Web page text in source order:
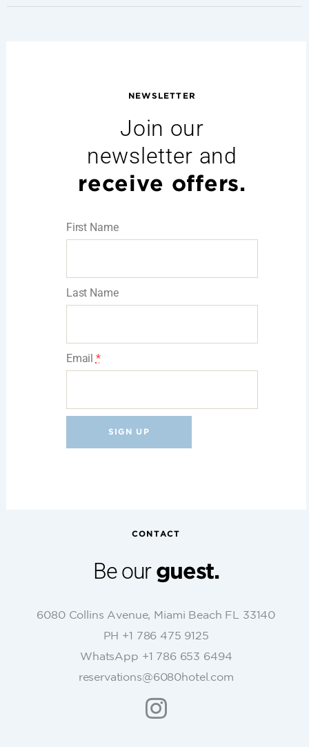
NEWSLETTER
Join our
newsletter and
receive offers.
First Name
Last Name
Email *
o
CONTACT
Be our guest.
6080 Collins Avenue, Miami Beach FL 33140
PH +1 786 475 9125
WhatsApp +1 786 653 6494
reservations@6080hotel.com